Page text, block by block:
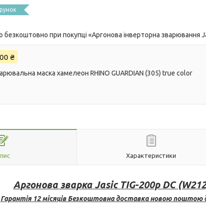
при покупці «Аргонова інверторна зварювання
₴
маска хамелеон RHINO GUARDIAN (305) true color
Характеристики
Аргонова зварка Jasic TIG-200p DC
Гарантія 12 місяців Безкоштовна доставка новою поштою